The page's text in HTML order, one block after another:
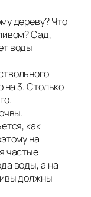
дереву? Что
Сад,
воды
на 3. Столько
как
на
частые
воды, а на
должны